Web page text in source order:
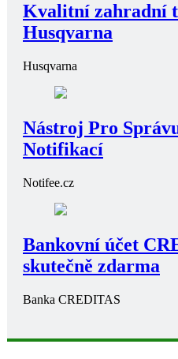
Kvalitní zahradní
Husqvarna
Husqvarna
Nástroj Pro
Notifikací
Notifee.cz
Bankovní účet
skutečně zdarma
Banka CREDITAS